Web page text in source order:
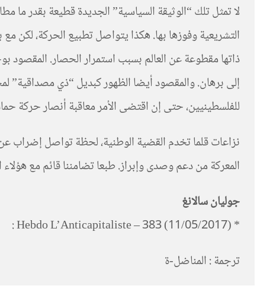
التشريعية وفوزها بها. هكذا يتواصل تطبيع الحركة، لكن
ذاتها مقطوعة عن العالم بسبب استمرار الحصار. المقصود
إلى برهان. والمقصود أيضا الظهور كبديل “ذي
للفلسطينيين، حتى إن اقتضى الأمر معاقبة أنصار
المعركة من دعم وصدى وإبراز. طبعا تضامننا قائم مع
جوليان سالانغ
* Hebdo L’Anticapitaliste – 383 (11/05/2017) :
ترجمة : المناضل-ة